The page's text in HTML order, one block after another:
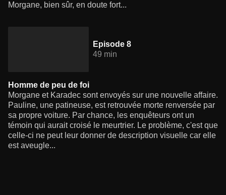
Morgane, bien sûr, en doute fort...
Episode 8
49 min
Homme de peu de foi
Morgane et Karadec sont envoyés sur une nouvelle affaire.
Pauline, une patineuse, est retrouvée morte renversée par
sa propre voiture. Par chance, les enquêteurs ont un
témoin qui aurait croisé le meurtrier. Le problème, c'est que
celle-ci ne peut leur donner de description visuelle car elle
est aveugle...